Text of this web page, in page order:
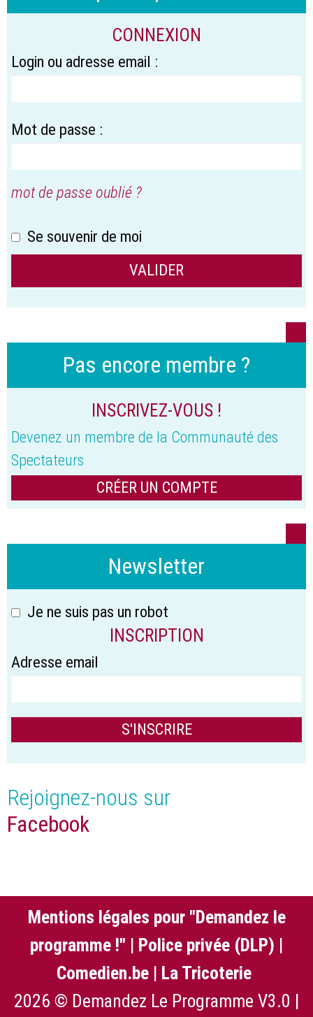
CONNEXION
Login ou adresse email :
Mot de passe :
mot de passe oublié ?
Se souvenir de moi
Pas encore membre ?
INSCRIVEZ-VOUS !
Devenez un membre de la Communauté des
Spectateurs
CRÉER UN COMPTE
Newsletter
Je ne suis pas un robot
INSCRIPTION
Adresse email
Rejoignez-nous sur
Facebook
Mentions légales pour "Demandez le
programme !" | Police privée (DLP) |
Comedien.be | La Tricoterie
2026 © Demandez Le Programme V3.0 |